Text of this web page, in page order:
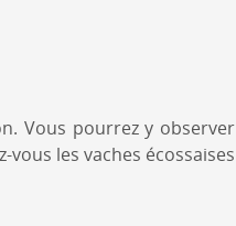
Vous pourrez y observer
les vaches écossaises